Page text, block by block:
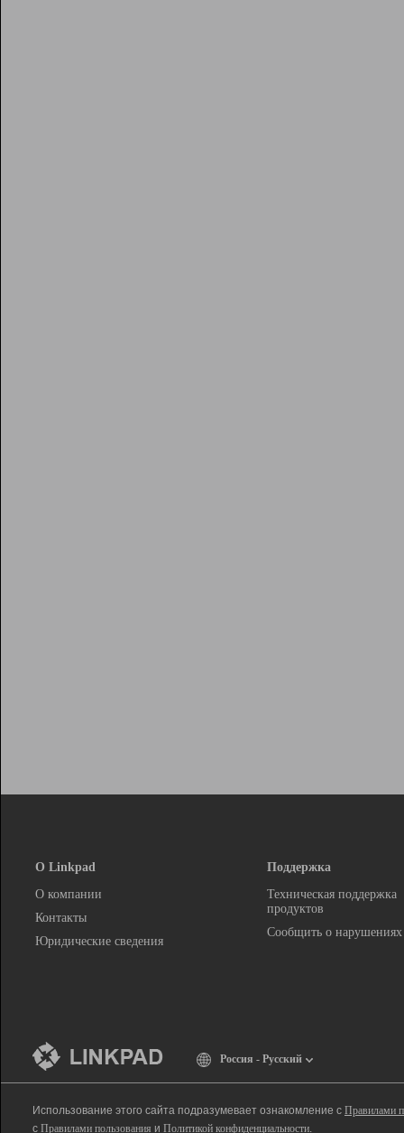
О Linkpad
О компании
Контакты
Юридические сведения
Поддержка
Техническая поддержка
продуктов
Сообщить о нарушениях
Россия - Русский
Использование этого сайта подразумевает ознакомление с Правилами
с Правилами пользования и Политикой конфиденциальности.